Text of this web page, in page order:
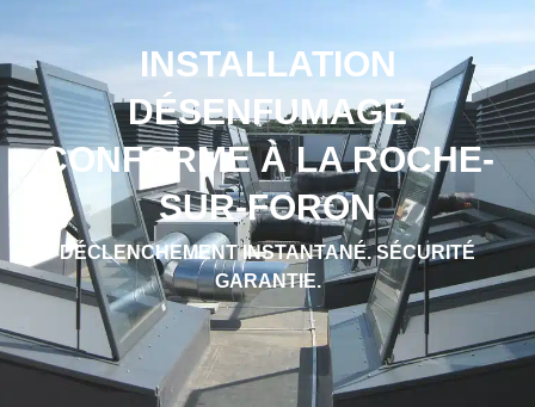
INSTALLATION
DÉSENFUMAGE
CONFORME À LA ROCHE-
SUR-FORON
DÉCLENCHEMENT INSTANTANÉ. SÉCURITÉ
GARANTIE.